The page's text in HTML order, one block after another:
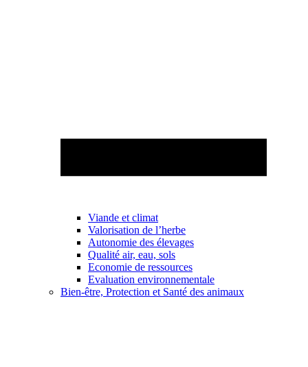
Viande et climat
Valorisation de l’herbe
Autonomie des élevages
Qualité air, eau, sols
Economie de ressources
Evaluation environnementale
Bien-être, Protection et Santé des animaux